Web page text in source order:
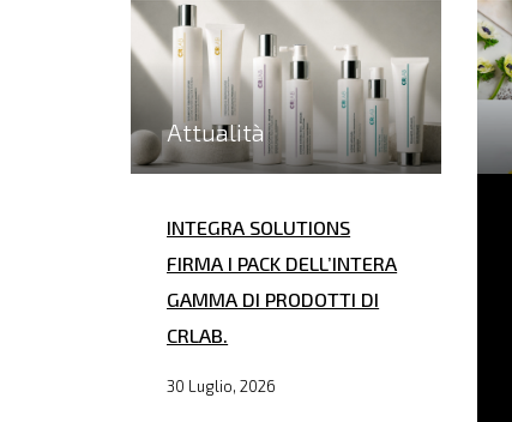
Attualità
INTEGRA SOLUTIONS
FIRMA I PACK DELL’INTERA
GAMMA DI PRODOTTI DI
CRLAB.
30 Luglio, 2026